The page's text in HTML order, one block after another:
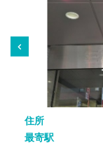
住所
最寄駅